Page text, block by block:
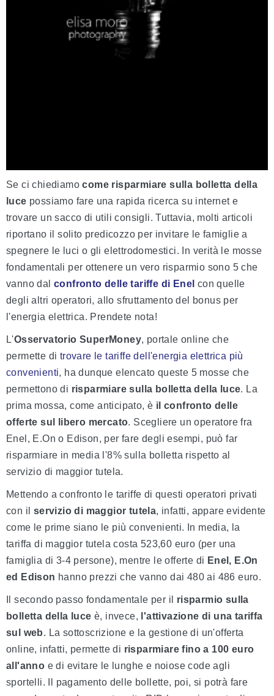
Se ci chiediamocome risparmiare sulla bolletta della
luce possiamo fare una rapida ricerca su internet e
trovare un sacco di utili consigli. Tuttavia, molti articoli
riportano il solito predicozzo per invitare le famiglie a
spegnere le luci o gli elettrodomestici. In verità le mosse
fondamentali per ottenere un vero risparmio sono 5 che
vanno dalconfronto delle tariffe di Enel con quelle
degli altri operatori, allo sfruttamento del bonus per
l'energia elettrica. Prendete nota!
L'Osservatorio SuperMoney, portale online che
permette di trovare le tariffe dell'energia elettrica più
convenienti, ha dunque elencato queste 5 mosse che
permettono di risparmiare sulla bolletta della luce. La
prima mossa, come anticipato, è il confronto delle
offerte sul libero mercato. Scegliere un operatore fra
Enel, E.On o Edison, per fare degli esempi, può far
risparmiare in media l'8% sulla bolletta rispetto al
servizio di maggior tutela.
Mettendo a confronto le tariffe di questi operatori privati
con il servizio di maggior tutela, infatti, appare evidente
come le prime siano le più convenienti. In media, la
tariffa di maggior tutela costa 523,60 euro (per una
famiglia di 3-4 persone), mentre le offerte di Enel, E.On
ed Edison hanno prezzi che vanno dai 480 ai 486 euro.
Il secondo passo fondamentale per il risparmio sulla
bolletta della luce è, invece, l'attivazione di una tariffa
sul web. La sottoscrizione e la gestione di un'offerta
online, infatti, permette di risparmiare fino a 100 euro
all'anno e di evitare le lunghe e noiose code agli
sportelli. Il pagamento delle bollette, poi, si potrà fare